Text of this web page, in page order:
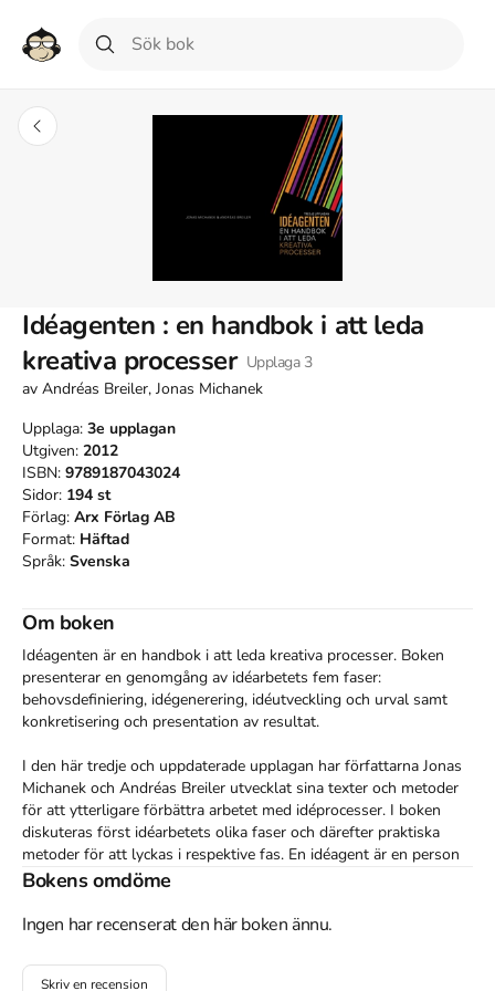
Idéagenten : en handbok i att leda
kreativa processer Upplaga 3
av Andréas Breiler, Jonas Michanek
Upplaga: 3e upplagan
Utgiven: 2012
ISBN: 9789187043024
Sidor: 194 st
Förlag: Arx Förlag AB
Format: Häftad
Språk: Svenska
Om boken
Idéagenten är en handbok i att leda kreativa processer. Boken
presenterar en genomgång av idéarbetets fem faser:
behovsdefiniering, idégenerering, idéutveckling och urval samt
konkretisering och presentation av resultat.
I den här tredje och uppdaterade upplagan har författarna Jonas
Michanek och Andréas Breiler utvecklat sina texter och metoder
för att ytterligare förbättra arbetet med idéprocesser. I boken
diskuteras först idéarbetets olika faser och därefter praktiska
metoder för att lyckas i respektive fas. En idéagent är en person
som kan skapa en grogrund för idéer och kreativitet och som
verktygslåda som ska läsas, skrivas i och användas som en
processer.
Bokens omdöme
Ingen har recenserat den här boken ännu.
Skriv en recension